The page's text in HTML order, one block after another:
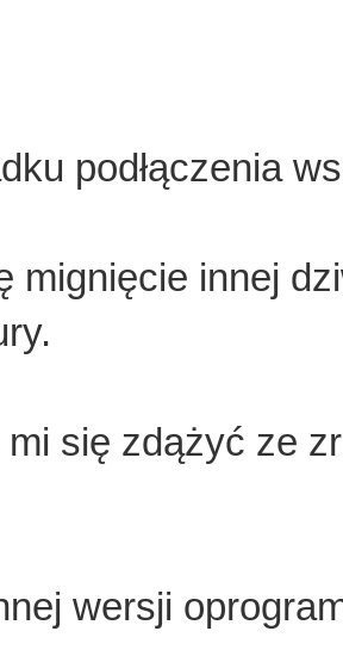
podłączenia
mignięcie innej
mi się zdążyć ze
wersji